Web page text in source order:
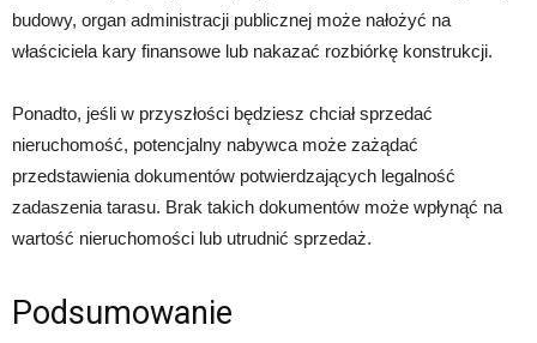
budowy, organ administracji publicznej może nałożyć na
właściciela kary finansowe lub nakazać rozbiórkę konstrukcji.
Ponadto, jeśli w przyszłości będziesz chciał sprzedać
nieruchomość, potencjalny nabywca może zażądać
przedstawienia dokumentów potwierdzających legalność
zadaszenia tarasu. Brak takich dokumentów może wpłynąć na
wartość nieruchomości lub utrudnić sprzedaż.
Podsumowanie